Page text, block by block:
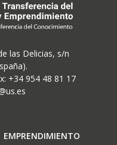
las Delicias, s/n
+34 954 48 81 17
EMPRENDIMIENTO